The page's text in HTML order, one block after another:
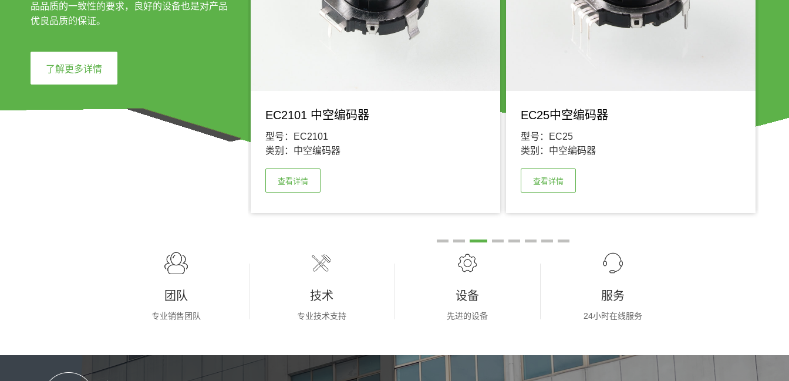
品品质的一致性的要求，良好的设备也是对产品
优良品质的保证。
了解更多详情
EC2101 中空编码器
型号：EC2101
类别： 中空编码器
查看详情
EC25中空编码器
型号：EC25
类别： 中空编码器
查看详情
团队
专业销售团队
技术
专业技术支持
设备
先进的设备
服务
24小时在线服务